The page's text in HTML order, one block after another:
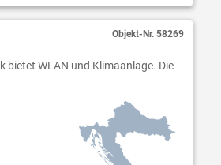
bietet WLAN und Klimaanlage. Die
Objekt-Nr. 58269